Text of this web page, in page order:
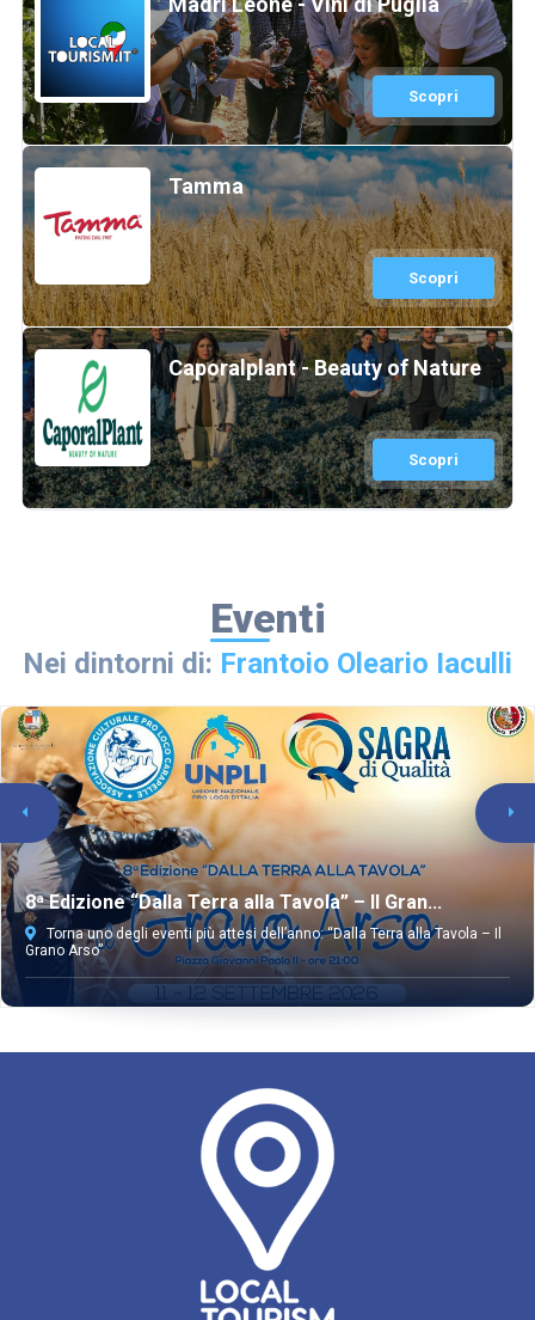
Scopri
Tamma
Scopri
Caporalplant - Beauty of Nature
Scopri
Eventi
Nei dintorni di: Frantoio Oleario Iaculli
8ª Edizione “Dalla Terra alla Tavola” – Il Gran...
Torna uno degli eventi più attesi dell’anno: “Dalla Terra alla Tavola – Il
Grano Arso”